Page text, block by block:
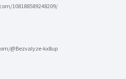
108188589248209/
@Bezvalyze-kx8up